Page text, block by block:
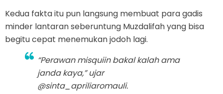
Kedua fakta itu pun langsung membuat para gadis
minder lantaran seberuntung Muzdalifah yang bisa
begitu cepat menemukan jodoh lagi.
“Perawan misquiin bakal kalah ama
janda kaya,” ujar
@sinta_apriliaromauli.